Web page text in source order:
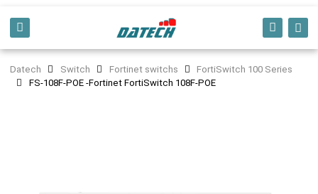
Datech Switch Fortinet switchs
FortiSwitch 100 Series
FS-108F-POE -Fortinet FortiSwitch 108F-POE